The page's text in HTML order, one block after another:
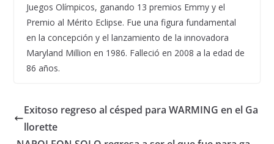
Juegos Olímpicos, ganando 13 premios Emmy y el
Premio al Mérito Eclipse. Fue una figura fundamental
en la concepción y el lanzamiento de la innovadora
Maryland Million en 1986. Falleció en 2008 a la edad de
86 años.
Exitoso regreso al césped para WARMING en el Ga
llorette